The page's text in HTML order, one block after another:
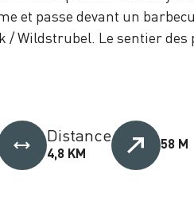
et passe devant un
Wildstrubel. Le sentier
Distance
4,8 KM
58 M